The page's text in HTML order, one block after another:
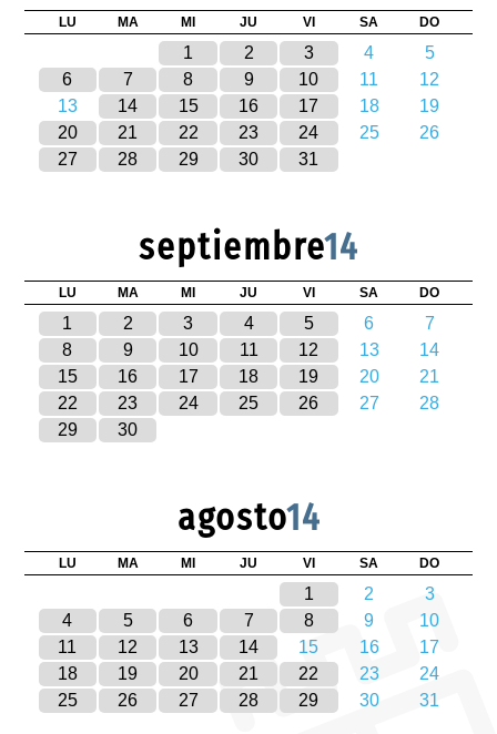
LU MA MI JU VI SA DO
1 2 3 4
5
6
7 8 9 10 11
12
13
14 15 16 17 18
19
20
21 22 23 24 25
26
27
28 29 30 31
septiembre14
LU MA MI JU VI SA DO
1 2 3 4 5 6
7
8
9 10 11 12 13
14
15
16 17 18 19 20
21
22
23 24 25 26 27
28
29
30
agosto14
LU MA MI JU VI SA DO
1 2
3
4
5 6 7 8 9
10
11
12 13 14 15 16
17
18
19 20 21 22 23
24
25
26 27 28 29 30 31